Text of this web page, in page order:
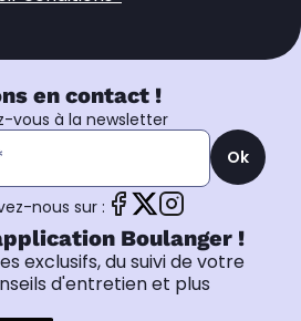
en contact !
vous à la newsletter
Ok
nous sur :
Boulanger !
exclusifs, du suivi de votre
d'entretien et plus